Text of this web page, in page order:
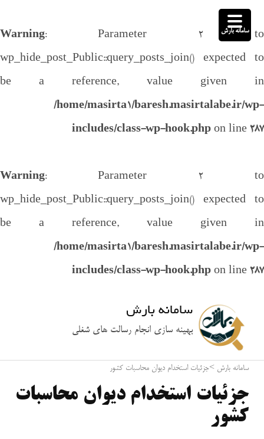
Warning: Parameter 2 to
wp_hide_post_Public::query_posts_join() expected to
be a reference, value given in
/home/masirta1/baresh.masirtalabe.ir/wp-
includes/class-wp-hook.php on line 287
Warning: Parameter 2 to
wp_hide_post_Public::query_posts_join() expected to
be a reference, value given in
/home/masirta1/baresh.masirtalabe.ir/wp-
includes/class-wp-hook.php on line 287
سامانه بارش
بهینه سازی انجام رسالت های شغلی
سامانه بارش >جزئیات استخدام دیوان محاسبات کشور
جزئیات استخدام دیوان محاسبات
کشور
سامانه بارش